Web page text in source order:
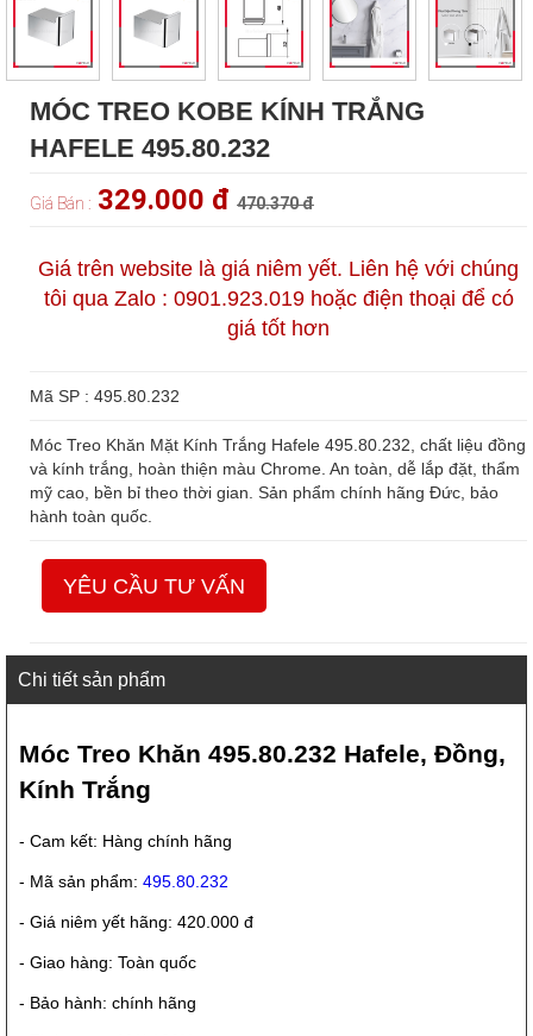
MÓC TREO KOBE KÍNH TRẮNG
HAFELE 495.80.232
Giá Bán : 329.000 đ 470.370 đ
Giá trên website là giá niêm yết. Liên hệ với chúng
tôi qua Zalo : 0901.923.019 hoặc điện thoại để có
giá tốt hơn
Mã SP : 495.80.232
Móc Treo Khăn Mặt Kính Trắng Hafele 495.80.232, chất liệu đồng
và kính trắng, hoàn thiện màu Chrome. An toàn, dễ lắp đặt, thẩm
mỹ cao, bền bỉ theo thời gian. Sản phẩm chính hãng Đức, bảo
hành toàn quốc.
YÊU CẦU TƯ VẤN
Chi tiết sản phẩm
Móc Treo Khăn 495.80.232 Hafele, Đồng,
Kính Trắng
- Cam kết: Hàng chính hãng
- Mã sản phẩm: 495.80.232
- Giá niêm yết hãng: 420.000 đ
- Giao hàng: Toàn quốc
- Bảo hành: chính hãng